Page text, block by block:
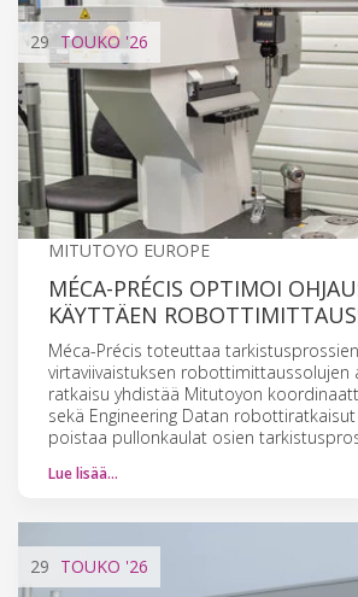
29 TOUKO '26
MITUTOYO EUROPE
MÉCA-PRÉCIS OPTIMOI
KÄYTTÄEN
Méca-Précis toteuttaa
virtaviivaistuksen robottimittaussolujen
ratkaisu yhdistää Mitutoyon
sekä Engineering Datan
poistaa pullonkaulat osien
Lue lisää…
29 TOUKO '26